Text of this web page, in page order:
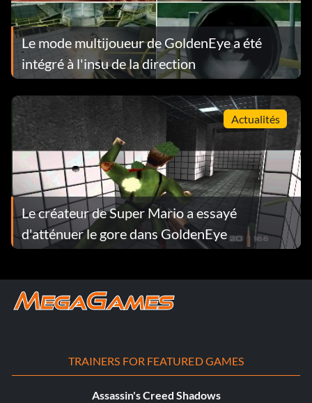
Le mode multijoueur de GoldenEye a été
intégré à l'insu de la direction
Actualités
Le créateur de Super Mario a essayé
d'atténuer le gore dans GoldenEye
TRAINERS FOR FEATURED GAMES
Assassin's Creed Shadows